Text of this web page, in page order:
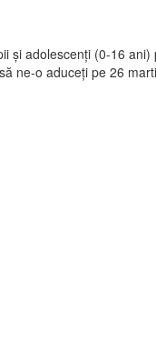
şi adolescenţi (0-16
ne-o aduceți pe 26